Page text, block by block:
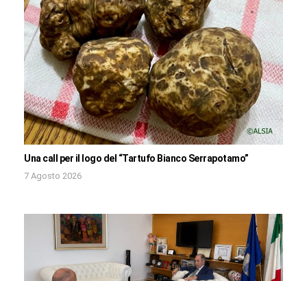
Una call per il logo del “Tartufo Bianco Serrapotamo”
7 Agosto 2026